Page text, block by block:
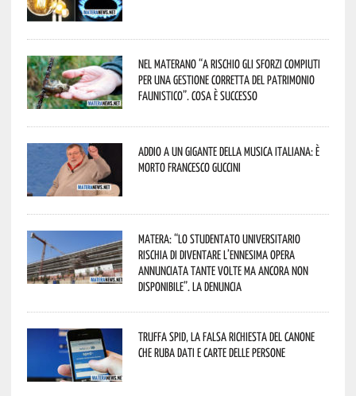
Nel materano “a rischio gli sforzi compiuti
per una gestione corretta del patrimonio
faunistico”. Cosa è successo
Addio a un gigante della musica italiana: è
morto Francesco Guccini
Matera: “Lo studentato universitario
rischia di diventare l’ennesima opera
annunciata tante volte ma ancora non
disponibile”. La denuncia
Truffa Spid, la falsa richiesta del canone
che ruba dati e carte delle persone